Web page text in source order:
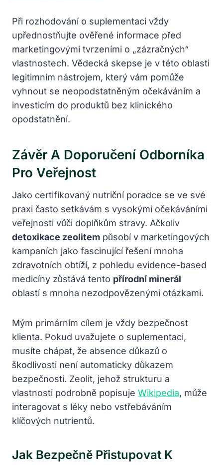
Při rozhodování o suplementaci vždy
upřednostňujte ověřené informace před
marketingovými tvrzeními o „zázračných“
vlastnostech. Vědecká skepse je v této oblasti
legitimním nástrojem, který vám pomůže
vyhnout se neopodstatněným očekáváním a
investicím do produktů bez klinického
opodstatnění.
Závěr A Doporučení Odborníka
Pro Veřejnost
Jako certifikovaný nutriční poradce se ve své
praxi často setkávám s vysokými očekáváními
veřejnosti vůči doplňkům stravy. Ačkoliv
detoxikace zeolitem působí v marketingových
kampaních jako fascinující řešení mnoha
zdravotních obtíží, z pohledu evidence-based
medicíny zůstává tento přírodní minerál
oblastí s mnoha nezodpovězenými otázkami.
Mým primárním cílem je vždy bezpečnost
klienta. Pokud uvažujete o suplementaci,
musíte chápat, že absence důkazů o
škodlivosti není automaticky důkazem
bezpečnosti. Zeolit, jehož strukturu a
vlastnosti podrobně popisuje Wikipedia, může
interagovat s léky nebo vstřebáváním
klíčových nutrientů.
Jak Bezpečně Přistupovat K